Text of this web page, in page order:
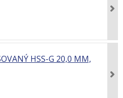
HSS-G 20,0 MM,